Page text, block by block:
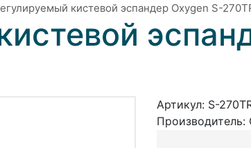
кистевой эспандер Oxygen S-
Артикул: S-
Производитель: